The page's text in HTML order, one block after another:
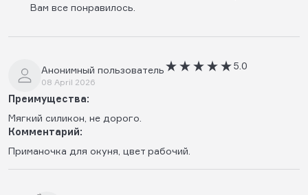
Вам все понравилось.
Анонимный пользователь
08 April 2026
5.0
Преимущества:
Мягкий силикон, не дорого.
Комментарий:
Приманочка для окуня, цвет рабочий.